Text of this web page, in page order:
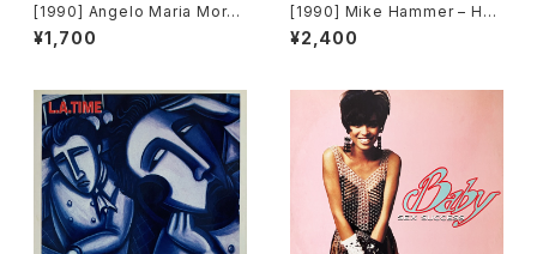
[1990] Angelo Maria Moral
es – Go Go Dancing [Radio
rama Productions]
¥1,700
[1990] Mike Hammer – Hey
Man [Time Records][TRD 1
137]
¥2,400